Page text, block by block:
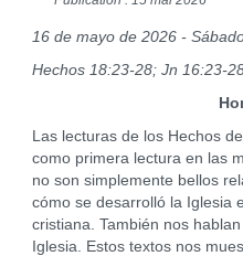
16 de mayo de 2026 -
Hechos 18:23-28; Jn 16:23-
Las lecturas de los Hechos
como primera lectura en las
no son simplemente bellos
cómo se desarrolló la Iglesia
cristiana. También nos
Iglesia. Estos textos nos